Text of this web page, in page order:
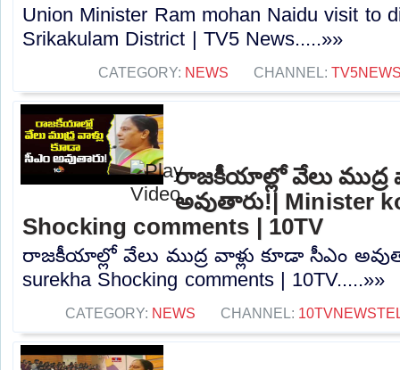
Union Minister Ram mohan Naidu visit to
Srikakulam District | TV5 News.....»»
CATEGORY: NEWS CHANNEL:
రాజకీయాల్లో వేలు ముద్ర
అవుతారు!| Minister
Shocking comments | 10TV
రాజకీయాల్లో వేలు ముద్ర వాళ్లు కూడా సీఎం
surekha Shocking comments | 10TV.....»»
CATEGORY: NEWS CHANNEL: